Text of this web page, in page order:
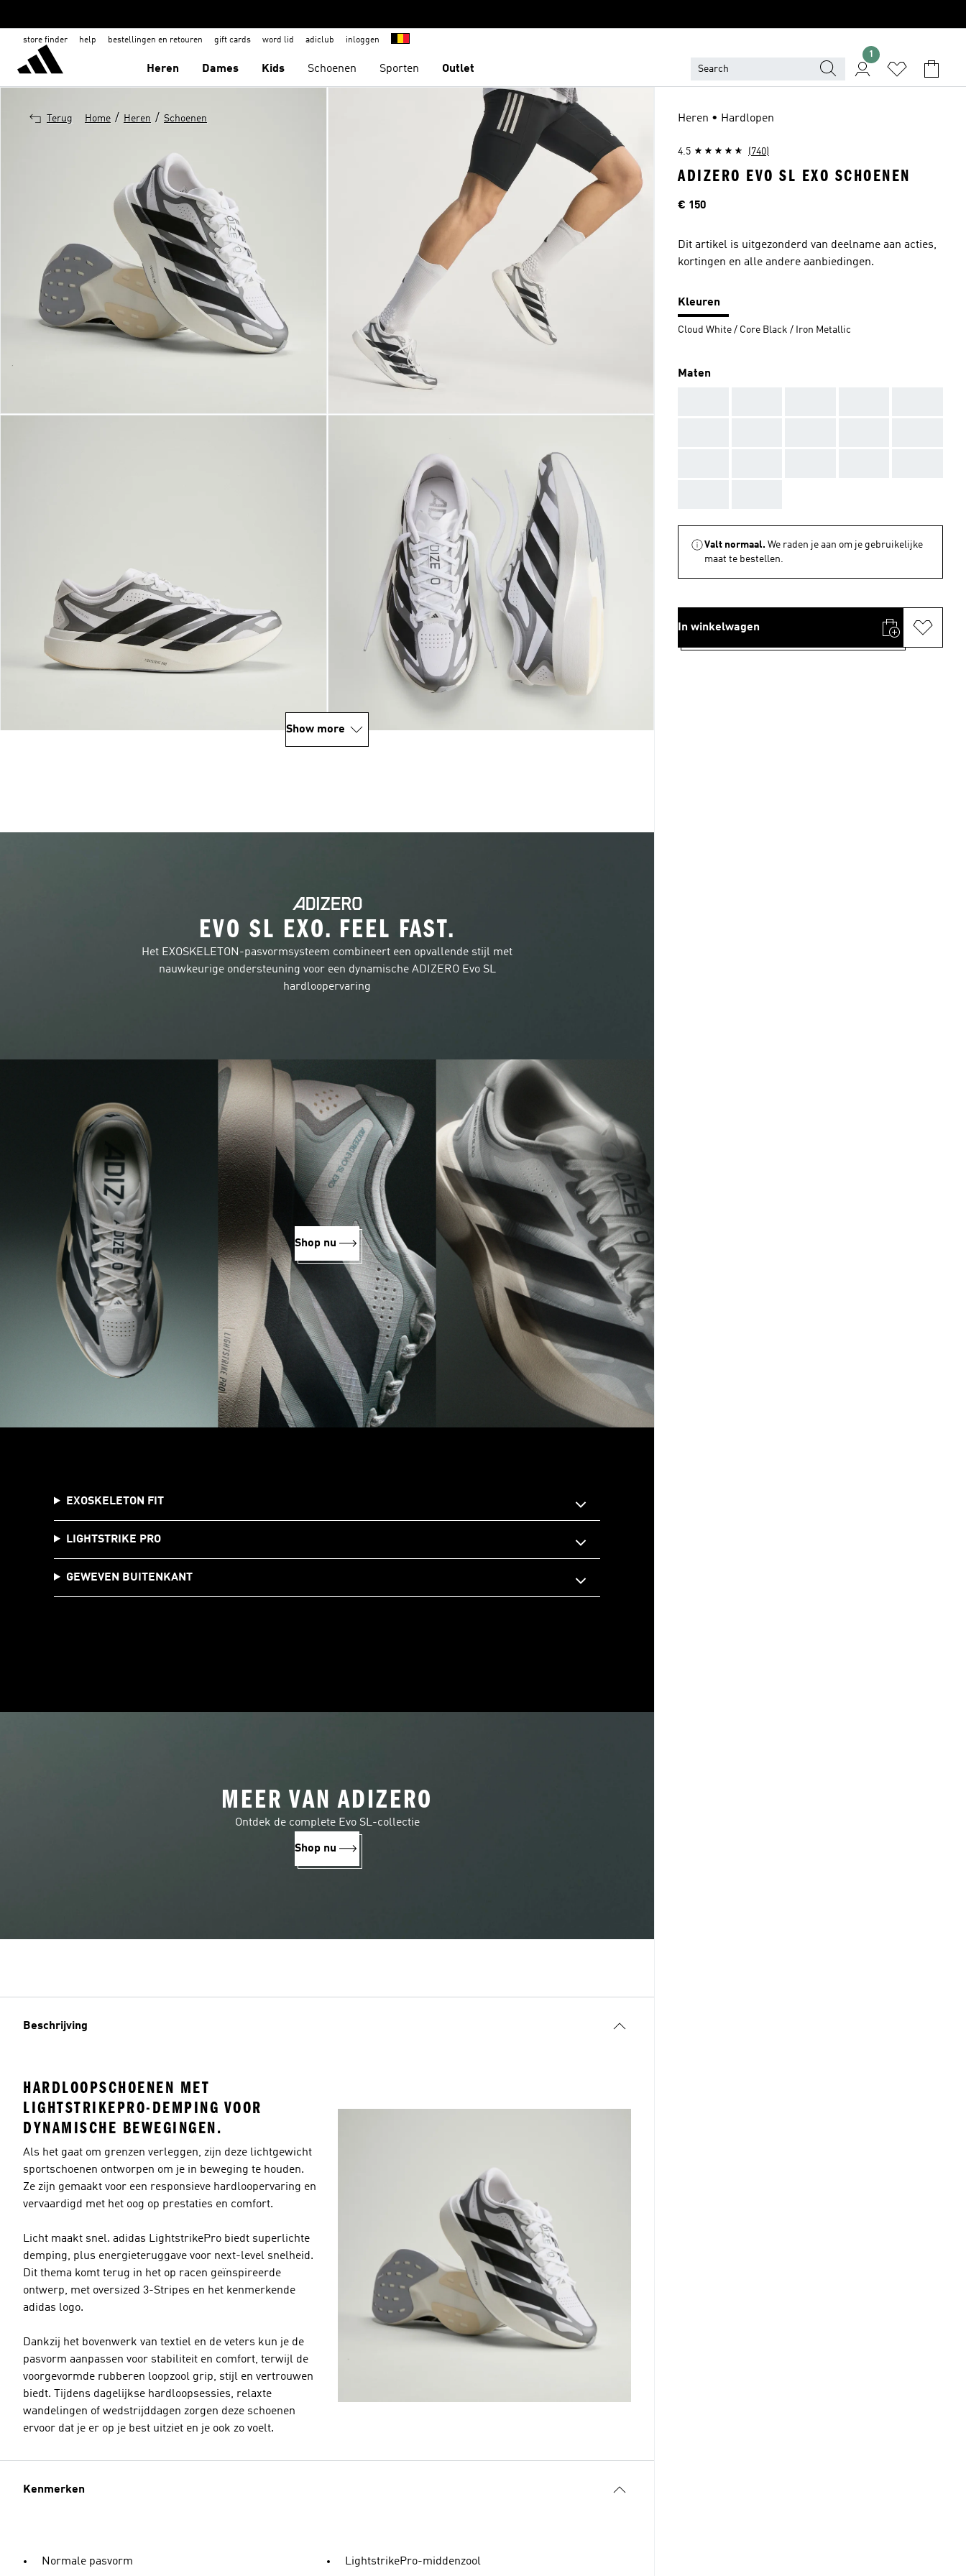
store finder help bestellingen en retouren gift cards word lid adiclub inloggen
Heren Dames Kids Schoenen Sporten Outlet
Terug Home / Heren / Schoenen
Show more
EVO SL EXO. FEEL FAST.
Het EXOSKELETON-pasvormsysteem combineert een opvallende stijl met
nauwkeurige ondersteuning voor een dynamische ADIZERO Evo SL
hardloopervaring
Shop nu
EXOSKELETON FIT
LIGHTSTRIKE PRO
GEWEVEN BUITENKANT
MEER VAN ADIZERO
Ontdek de complete Evo SL-collectie
Shop nu
Beschrijving
HARDLOOPSCHOENEN MET
LIGHTSTRIKEPRO-DEMPING VOOR
DYNAMISCHE BEWEGINGEN.
Als het gaat om grenzen verleggen, zijn deze lichtgewicht
sportschoenen ontworpen om je in beweging te houden.
Ze zijn gemaakt voor een responsieve hardloopervaring en
vervaardigd met het oog op prestaties en comfort.
Licht maakt snel. adidas LightstrikePro biedt superlichte
demping, plus energieteruggave voor next-level snelheid.
Dit thema komt terug in het op racen geïnspireerde
ontwerp, met oversized 3-Stripes en het kenmerkende
adidas logo.
Dankzij het bovenwerk van textiel en de veters kun je de
pasvorm aanpassen voor stabiliteit en comfort, terwijl de
voorgevormde rubberen loopzool grip, stijl en vertrouwen
biedt. Tijdens dagelijkse hardloopsessies, relaxte
wandelingen of wedstrijddagen zorgen deze schoenen
ervoor dat je er op je best uitziet en je ook zo voelt.
Kenmerken
Normale pasvorm LightstrikePro-middenzool
Heren • Hardlopen
4.5 (740)
ADIZERO EVO SL EXO SCHOENEN
Price
€ 150
Dit artikel is uitgezonderd van deelname aan acties,
kortingen en alle andere aanbiedingen.
Kleuren
Cloud White / Core Black / Iron Metallic
Maten
Valt normaal. We raden je aan om je gebruikelijke
maat te bestellen.
In winkelwagen